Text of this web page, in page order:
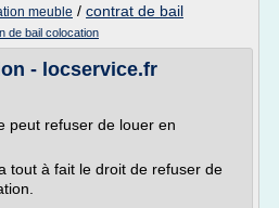
meuble / contrat de bail
de bail colocation
- locservice.fr
peut refuser de louer en
tout à fait le droit de refuser de